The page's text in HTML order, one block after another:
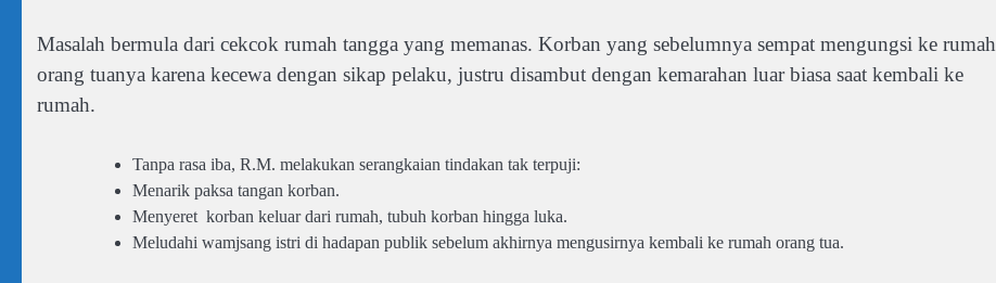
Masalah bermula dari cekcok rumah tangga yang memanas. Korban yang sebelumnya sempat mengungsi ke rumah
orang tuanya karena kecewa dengan sikap pelaku, justru disambut dengan kemarahan luar biasa saat kembali ke
rumah.
Tanpa rasa iba, R.M. melakukan serangkaian tindakan tak terpuji:
Menarik paksa tangan korban.
Menyeret korban keluar dari rumah, tubuh korban hingga luka.
Meludahi wamjsang istri di hadapan publik sebelum akhirnya mengusirnya kembali ke rumah orang tua.